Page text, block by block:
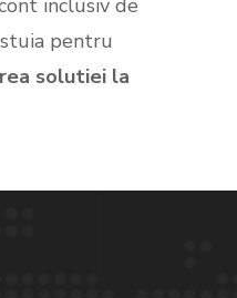
inclusiv de
pentru
solutiei la